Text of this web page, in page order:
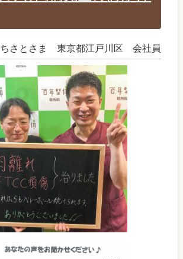
ちさとさま 東京都江戸川区 会社員